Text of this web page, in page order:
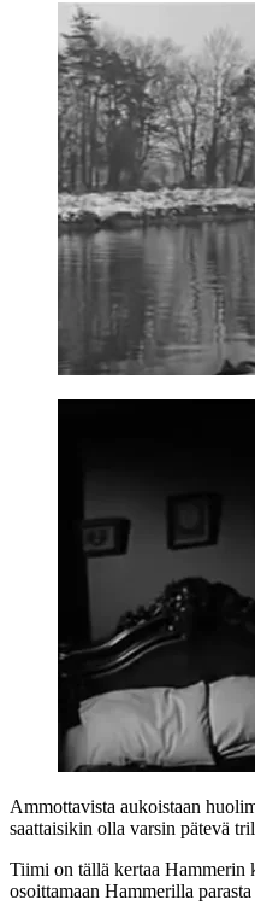
Ammottavista aukoistaan
saattaisikin olla varsin pätevä
Tiimi on tällä kertaa Hammerin
osoittamaan Hammerilla